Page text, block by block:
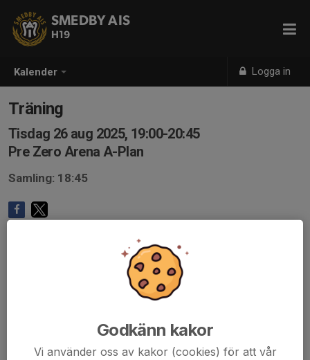
Kalender Logga in
SMEDBY AIS
H19
Träning
Tisdag 26 aug 2025, 19:00-20:45
Pre Zero Arena A-Plan
Samling: 18:45
Godkänn kakor
Vi använder oss av kakor (cookies) för att vår